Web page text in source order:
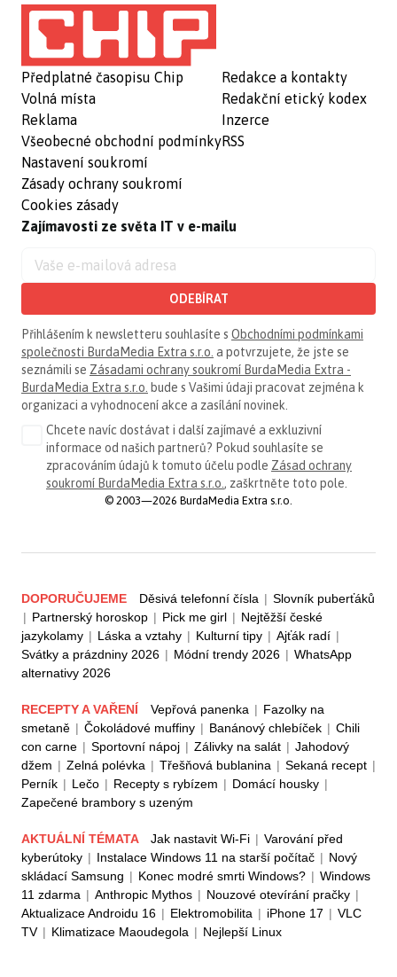
Předplatné časopisu Chip
Volná místa
Reklama
Všeobecné obchodní podmínky
Nastavení soukromí
Zásady ochrany soukromí
Cookies zásady
Redakce a kontakty
Redakční etický kodex
Inzerce
RSS
Zajímavosti ze světa IT v e-mailu
ODEBÍRAT
Přihlášením k newsletteru souhlasíte s Obchodními podmínkami
společnosti BurdaMedia Extra s.r.o. a potvrzujete, že jste se
seznámili se Zásadami ochrany soukromí BurdaMedia Extra -
BurdaMedia Extra s.r.o. bude s Vašimi údaji pracovat zejména k
organizaci a vyhodnocení akce a zasílání novinek.
Chcete navíc dostávat i další zajímavé a exkluzivní
informace od našich partnerů? Pokud souhlasíte se
zpracováním údajů k tomuto účelu podle Zásad ochrany
soukromí BurdaMedia Extra s.r.o., zaškrtněte toto pole.
© 2003—2026 BurdaMedia Extra s.r.o.
DOPORUČUJEME Děsivá telefonní čísla | Slovník puberťáků
| Partnerský horoskop | Pick me girl | Nejtěžší české
jazykolamy | Láska a vztahy | Kulturní tipy | Ajťák radí |
Svátky a prázdniny 2026 | Módní trendy 2026 | WhatsApp
alternativy 2026
RECEPTY A VAŘENÍ Vepřová panenka | Fazolky na
smetaně | Čokoládové muffiny | Banánový chlebíček | Chili
con carne | Sportovní nápoj | Zálivky na salát | Jahodový
džem | Zelná polévka | Třešňová bublanina | Sekaná recept |
Perník | Lečo | Recepty s rybízem | Domácí housky |
Zapečené brambory s uzeným
AKTUÁLNÍ TÉMATA Jak nastavit Wi-Fi | Varování před
kyberútoky | Instalace Windows 11 na starší počítač | Nový
skládací Samsung | Konec modré smrti Windows? | Windows
11 zdarma | Anthropic Mythos | Nouzové otevírání pračky |
Aktualizace Androidu 16 | Elektromobilita | iPhone 17 | VLC
TV | Klimatizace Maoudegola | Nejlepší Linux